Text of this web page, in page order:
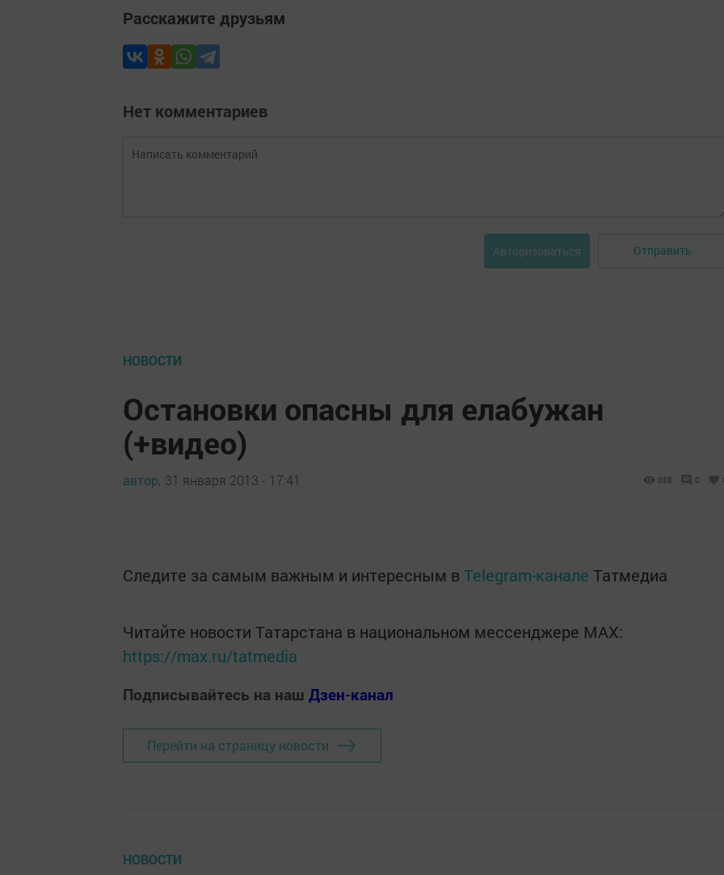
Расскажите друзьям
Нет комментариев
Авторизоваться Отправить
НОВОСТИ
Остановки опасны для елабужан
(+видео)
автор, 31 января 2013 - 17:41 888 0
Следите за самым важным и интересным в Telegram-канале Татмедиа
Читайте новости Татарстана в национальном мессенджере MАХ:
https://max.ru/tatmedia
Подписывайтесь на наш Дзен-канал
Перейти на страницу новости
НОВОСТИ